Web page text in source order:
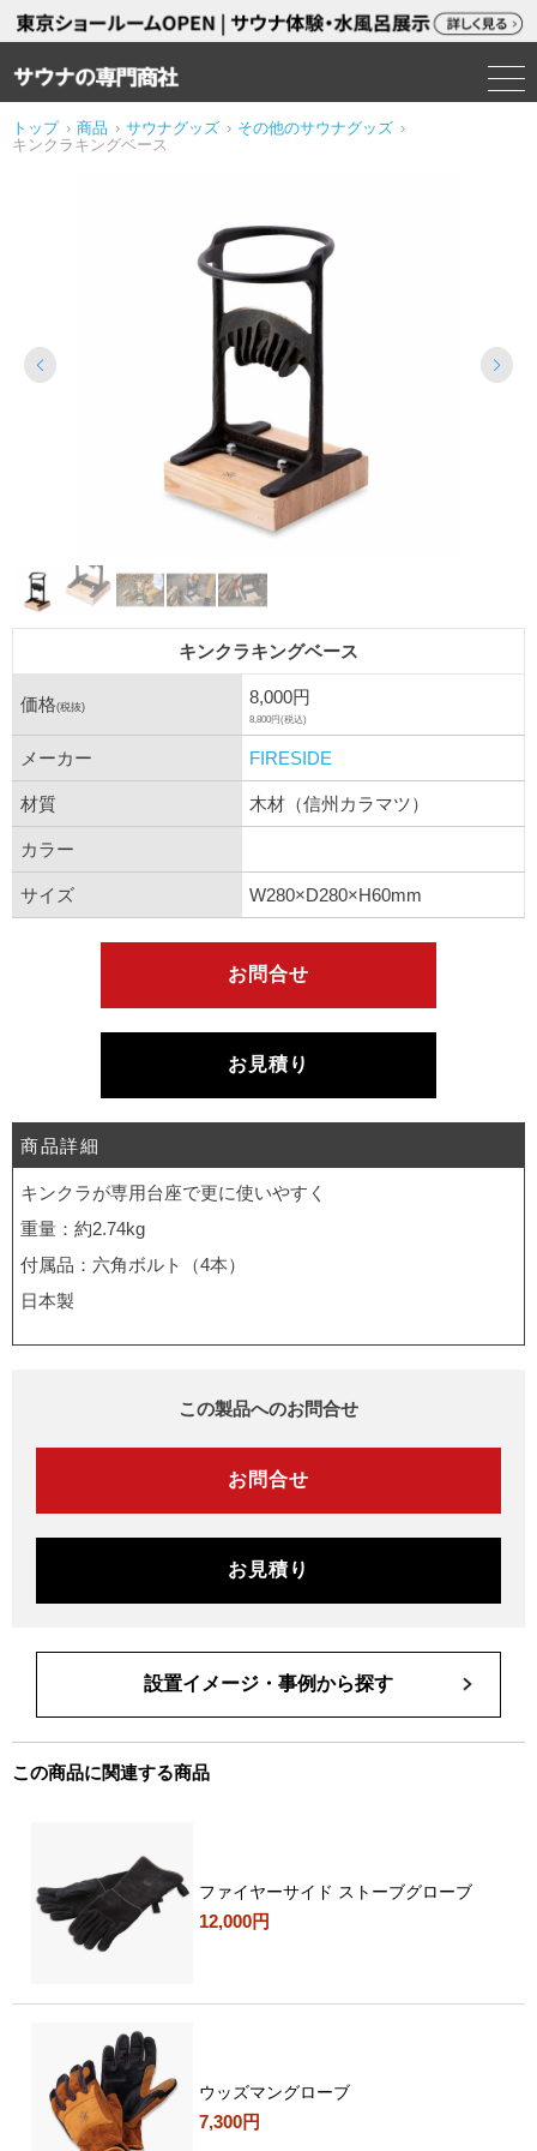
トップ › 商品 › サウナグッズ › その他のサウナグッズ ›
キンクラキングベース
キンクラキングベース
価格(税抜) 8,000円
8,800円(税込)
メーカー FIRESIDE
材質 木材（信州カラマツ）
カラー
サイズ W280×D280×H60mm
お問合せ
お見積り
商品詳細
キンクラが専用台座で更に使いやすく
重量：約2.74kg
付属品：六角ボルト（4本）
日本製
この製品へのお問合せ
お問合せ
お見積り
設置イメージ・事例から探す
この商品に関連する商品
ファイヤーサイド ストーブグローブ
12,000円
ウッズマングローブ
7,300円